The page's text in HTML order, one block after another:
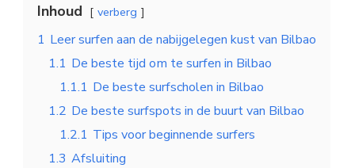
Inhoud verberg
1 Leer surfen aan de nabijgelegen kust van Bilbao
1.1 De beste tijd om te surfen in Bilbao
1.1.1 De beste surfscholen in Bilbao
1.2 De beste surfspots in de buurt van Bilbao
1.2.1 Tips voor beginnende surfers
1.3 Afsluiting